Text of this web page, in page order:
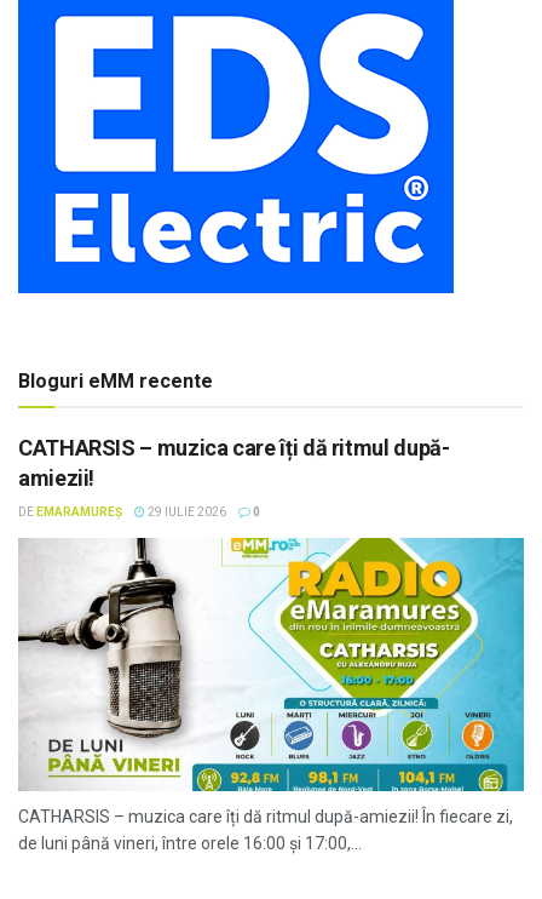
Bloguri eMM recente
CATHARSIS – muzica care îți dă ritmul după-
amiezii!
DE EMARAMUREȘ 29 IULIE 2026 0
CATHARSIS – muzica care îți dă ritmul după-amiezii! În fiecare zi,
de luni până vineri, între orele 16:00 și 17:00,...